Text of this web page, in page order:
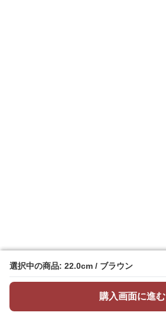
選択中の商品: 22.0cm / ブラウン
購入画面に進む
選択中の商品: 22.0cm / ブラウン
購入画面に進む